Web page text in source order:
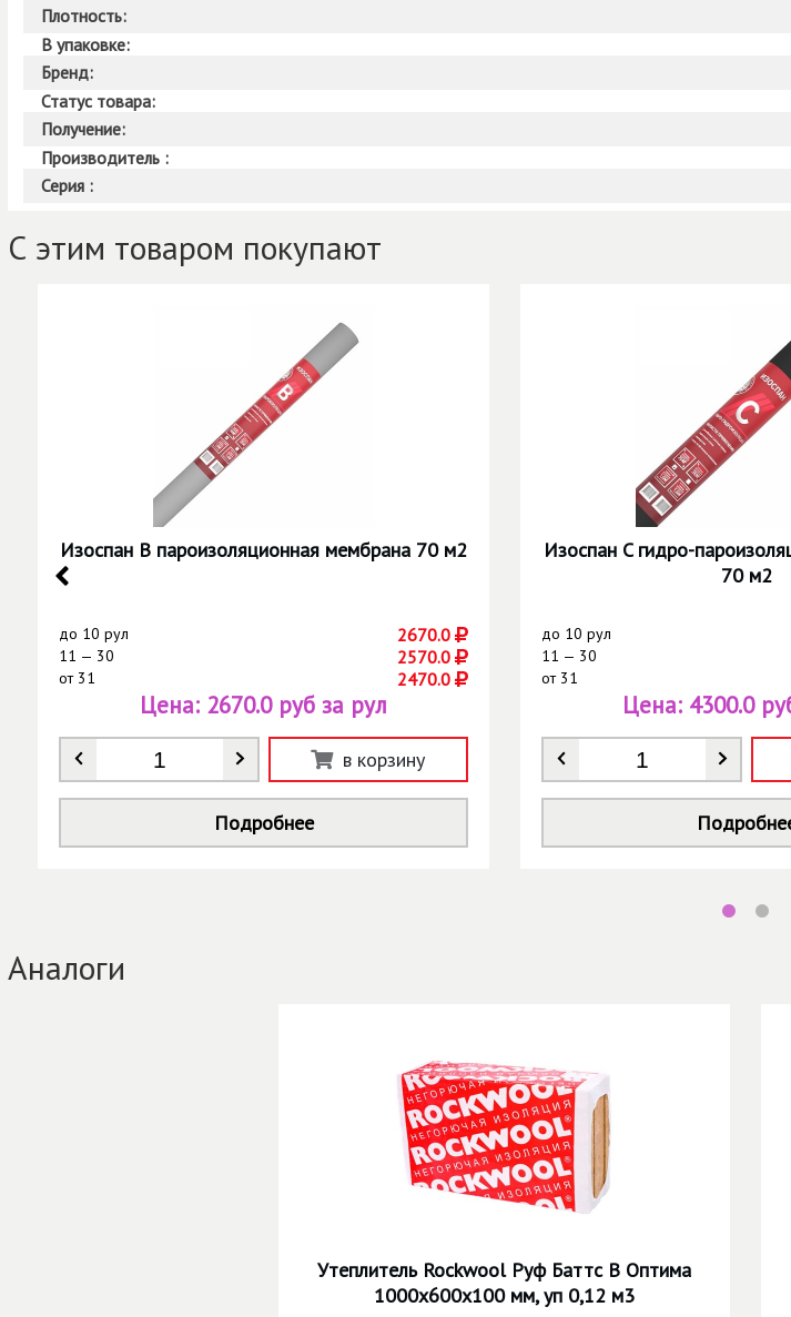
Плотность:
В упаковке:
Бренд:
Статус товара:
Получение:
Производитель :
Серия :
С этим товаром покупают
Изоспан B пароизоляционная мембрана 70 м2
до 10 рул 2670.0
11 — 30 2570.0
от31 2470.0
Количество
Цена: 2670.0 руб за рул
в корзину
Подробнее
Изоспан C гидро-
70 м2
до 10 рул
11 — 30
от31
Количество
Цена: 4300.0
Аналоги
Утеплитель Rockwool Руф Баттс В Оптима
1000х600х100 мм, уп 0,12 м3